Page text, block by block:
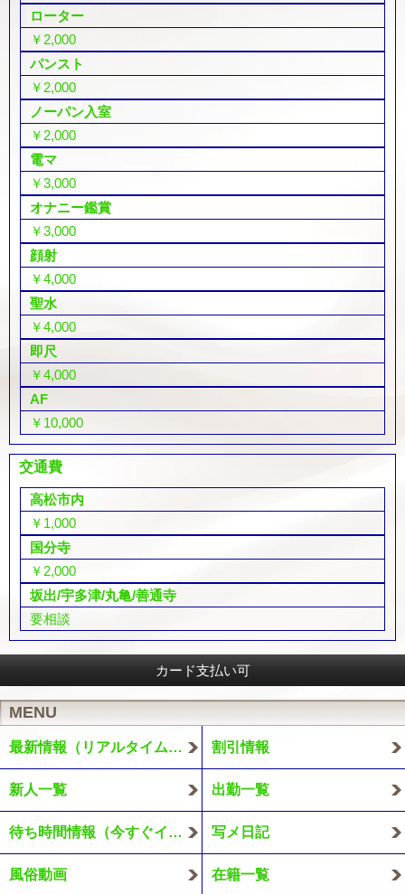
ローター
￥2,000
パンスト
￥2,000
ノーパン入室
￥2,000
電マ
￥3,000
オナニー鑑賞
￥3,000
顔射
￥4,000
聖水
￥4,000
即尺
￥4,000
AF
￥10,000
交通費
高松市内
￥1,000
国分寺
￥2,000
坂出/宇多津/丸亀/善通寺
要相談
カード支払い可
MENU
最新情報（リアルタイム速報） 割引情報
新人一覧 出勤一覧
待ち時間情報（今すぐイケる娘） 写メ日記
風俗動画 在籍一覧